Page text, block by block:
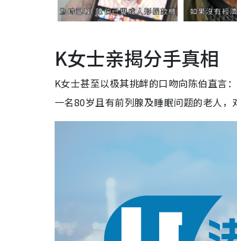
K女士亲揭分手真相
K女士甚至以极其挑衅的口吻向陈伯直
一名80岁且有前列腺及睡眠问题的老人，